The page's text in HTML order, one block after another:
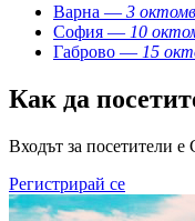
Варна — 3
София — 10
Габрово — 15
Как да
Входът за посетители
Регистрирай се